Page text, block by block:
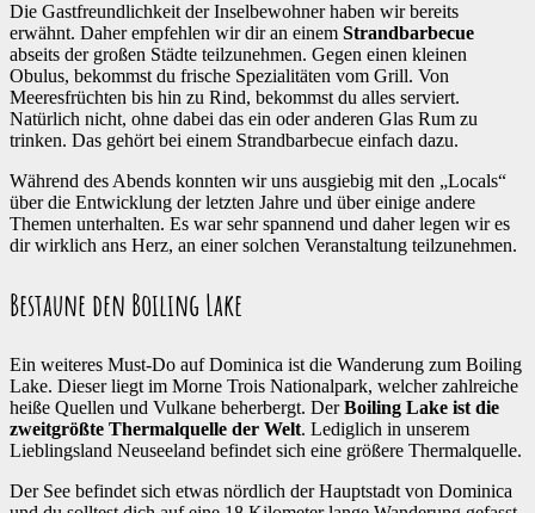
Die Gastfreundlichkeit der Inselbewohner haben wir bereits
erwähnt. Daher empfehlen wir dir an einem Strandbarbecue
abseits der großen Städte teilzunehmen. Gegen einen kleinen
Obulus, bekommst du frische Spezialitäten vom Grill. Von
Meeresfrüchten bis hin zu Rind, bekommst du alles serviert.
Natürlich nicht, ohne dabei das ein oder anderen Glas Rum zu
trinken. Das gehört bei einem Strandbarbecue einfach dazu.
Während des Abends konnten wir uns ausgiebig mit den „Locals“
über die Entwicklung der letzten Jahre und über einige andere
Themen unterhalten. Es war sehr spannend und daher legen wir es
dir wirklich ans Herz, an einer solchen Veranstaltung teilzunehmen.
Bestaune den Boiling Lake
Ein weiteres Must-Do auf Dominica ist die Wanderung zum Boiling
Lake. Dieser liegt im Morne Trois Nationalpark, welcher zahlreiche
heiße Quellen und Vulkane beherbergt. DerBoiling Lake ist die
zweitgrößte Thermalquelle der Welt. Lediglich in unserem
Lieblingsland Neuseeland befindet sich eine größere Thermalquelle.
Der See befindet sich etwas nördlich der Hauptstadt von Dominica